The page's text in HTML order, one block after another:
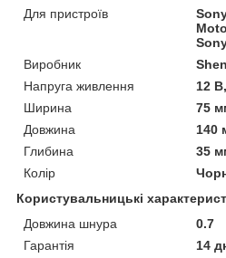
Для пристроїв
Виробник
Напруга живлення
12
Ширина
75
Довжина
140
Глибина
35
Колір
Користувальницькі
Довжина шнура
0.7
Гарантія
14